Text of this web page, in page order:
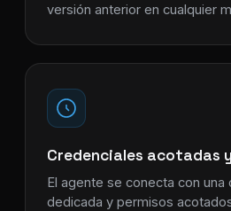
versión anterior en cualquier
Credenciales acotadas
El agente se conecta con una
dedicada y permisos